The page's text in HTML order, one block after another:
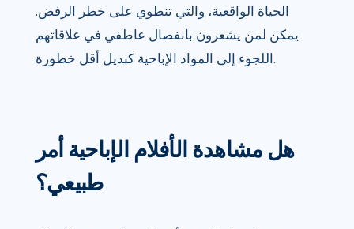
الحياة الواقعية، والتي تنطوي على خطر الرفض.
يمكن لمن يشعرون بانفصال عاطفي في علاقاتهم
اللجوء إلى المواد الإباحية كبديل أقل خطورة.
هل مشاهدة الأفلام الإباحية أمر
طبيعي؟